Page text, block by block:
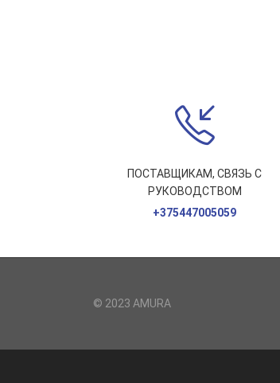
ПОСТАВЩИКАМ, СВЯЗЬ С
РУКОВОДСТВОМ
+375447005059
© 2023 AMURA